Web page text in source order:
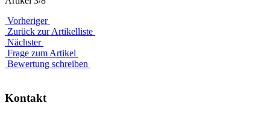
Vorheriger
Zurück zur Artikelliste
Nächster
Frage zum Artikel
Bewertung schreiben
Kontakt